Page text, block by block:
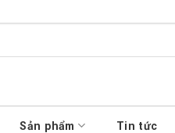
Sản phẩm Tin tức